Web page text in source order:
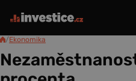
/Ekonomika